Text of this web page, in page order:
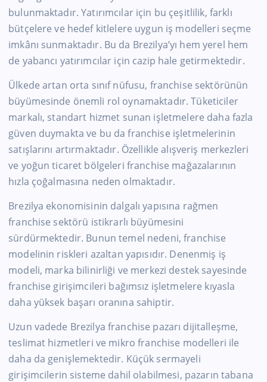
bulunmaktadır. Yatırımcılar için bu çeşitlilik, farklı
bütçelere ve hedef kitlelere uygun iş modelleri seçme
imkânı sunmaktadır. Bu da Brezilya’yı hem yerel hem
de yabancı yatırımcılar için cazip hale getirmektedir.
Ülkede artan orta sınıf nüfusu, franchise sektörünün
büyümesinde önemli rol oynamaktadır. Tüketiciler
markalı, standart hizmet sunan işletmelere daha fazla
güven duymakta ve bu da franchise işletmelerinin
satışlarını artırmaktadır. Özellikle alışveriş merkezleri
ve yoğun ticaret bölgeleri franchise mağazalarının
hızla çoğalmasına neden olmaktadır.
Brezilya ekonomisinin dalgalı yapısına rağmen
franchise sektörü istikrarlı büyümesini
sürdürmektedir. Bunun temel nedeni, franchise
modelinin riskleri azaltan yapısıdır. Denenmiş iş
modeli, marka bilinirliği ve merkezi destek sayesinde
franchise girişimcileri bağımsız işletmelere kıyasla
daha yüksek başarı oranına sahiptir.
Uzun vadede Brezilya franchise pazarı dijitalleşme,
teslimat hizmetleri ve mikro franchise modelleri ile
daha da genişlemektedir. Küçük sermayeli
girişimcilerin sisteme dahil olabilmesi, pazarın tabana